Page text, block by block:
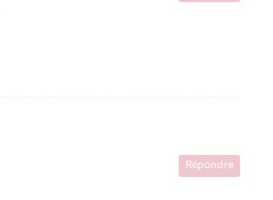
Répondre